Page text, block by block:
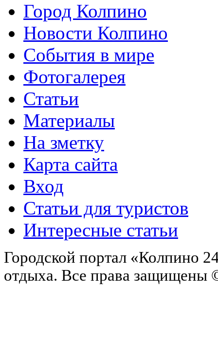
Город Колпино
Новости Колпино
События в мире
Фотогалерея
Статьи
Материалы
На зметку
Карта сайта
Вход
Статьи для туристов
Интересные статьи
Городской портал «Колпино
отдыха. Все права защищены